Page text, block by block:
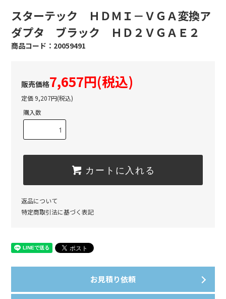
スターテック ＨＤＭＩ－ＶＧＡ変換ア
ダプタ ブラック ＨＤ２ＶＧＡＥ２
20059491
7,657円(税込)
定価 9,207円(税込)
購入数
カートに入れる
返品について
特定商取引法に基づく表記
お見積り依頼